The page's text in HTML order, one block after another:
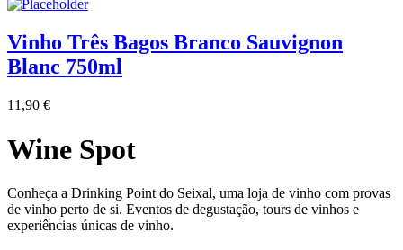
Vinho Três Bagos Branco Sauvignon
Blanc 750ml
11,90 €
Wine Spot
Conheça a Drinking Point do Seixal, uma loja de vinho com provas
de vinho perto de si. Eventos de degustação, tours de vinhos e
experiências únicas de vinho.